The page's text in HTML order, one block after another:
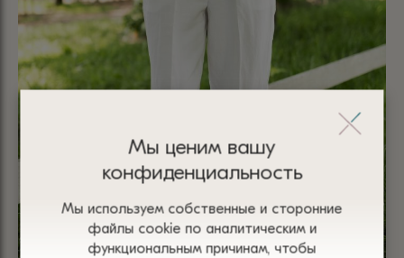
Мы ценим вашу
конфиденциальность
Мы используем собственные и сторонние
файлы сооkіе по аналитическим и
функциональным причинам, чтобы